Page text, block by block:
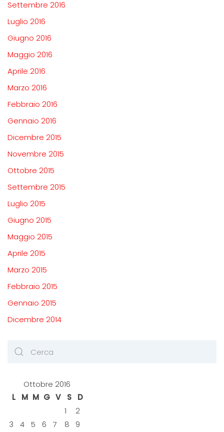
Settembre 2016
Luglio 2016
Giugno 2016
Maggio 2016
Aprile 2016
Marzo 2016
Febbraio 2016
Gennaio 2016
Dicembre 2015
Novembre 2015
Ottobre 2015
Settembre 2015
Luglio 2015
Giugno 2015
Maggio 2015
Aprile 2015
Marzo 2015
Febbraio 2015
Gennaio 2015
Dicembre 2014
Ottobre 2016
L
M M G V S
D
1
2
3
4 5 6 7 8
9